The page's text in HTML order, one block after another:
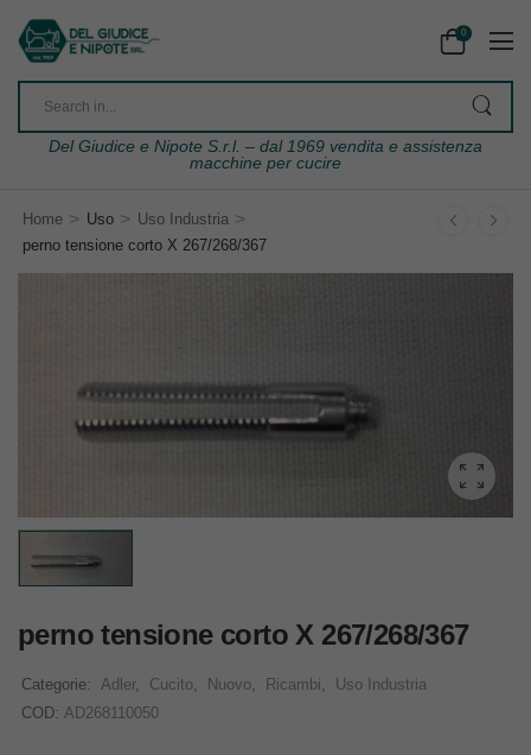
0
Del Giudice e Nipote S.r.l. – dal 1969 vendita e assistenza
macchine per cucire
Home > Uso > Uso Industria >
perno tensione corto X 267/268/367
perno tensione corto X 267/268/367
Categorie: Adler, Cucito, Nuovo, Ricambi,
Uso Industria
COD: AD268110050